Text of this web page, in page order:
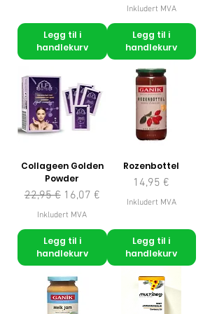
Legg til i
handlekurv
Inkludert MVA
Legg til i
handlekurv
Collageen Golden
Powder
Vanlig pris
22,95 € Salgspris
16,07 €
Inkludert MVA
Legg til i
handlekurv
Rozenbottel
Pris
14,95 €
Inkludert MVA
Legg til i
handlekurv